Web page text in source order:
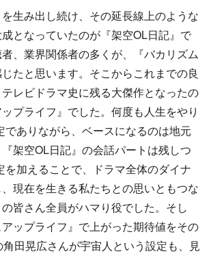
生み出し続け、その延長線上のような
となっていたのが『架空OL日記』で
、業界関係者の多くが、『バカリズム
たと思います。そこからこれまでの良
レビドラマ史に残る大傑作となったの
プライフ』でした。何度も人生をやり
でありながら、ベースになるのは地元
架空OL日記』の会話パートは残しつ
を加えることで、ドラマ全体のダイナ
現在を生きる私たちとの思いともつな
皆さん全員がハマり役でした。そし
ップライフ』で上がった期待値をその
田晃広さんが宇宙人という設定も、見